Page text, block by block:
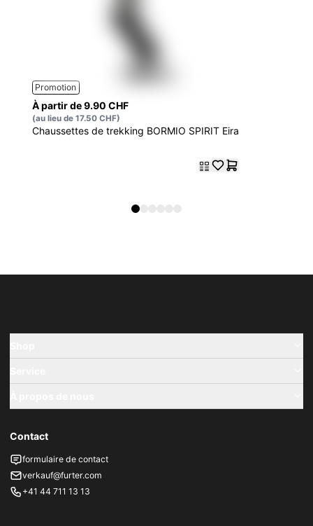
Promotion
À partir de 9.90 CHF
(au lieu de 17.50 CHF)
Chaussettes de trekking BORMIO SPIRIT Eira
Contact
formulaire de contact
verkauf@furter.com
+41 44 711 13 13